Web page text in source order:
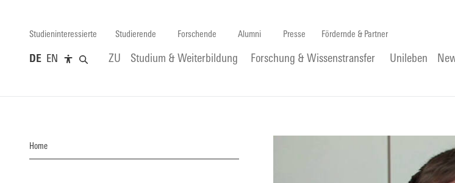
Studieninteressierte Studierende Forschende Alumni Presse Fördernde & Partner
DE EN ZU Studium & Weiterbildung Forschung & Wissenstransfer Unileben
Home